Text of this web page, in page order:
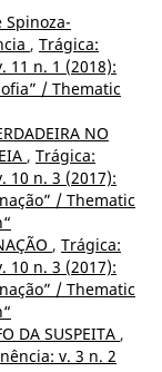
, Trágica:
11 n. 1 (2018):
/ Thematic
NO
, Trágica:
10 n. 3 (2017):
/ Thematic
, Trágica:
10 n. 3 (2017):
/ Thematic
DA SUSPEITA ,
v. 3 n. 2